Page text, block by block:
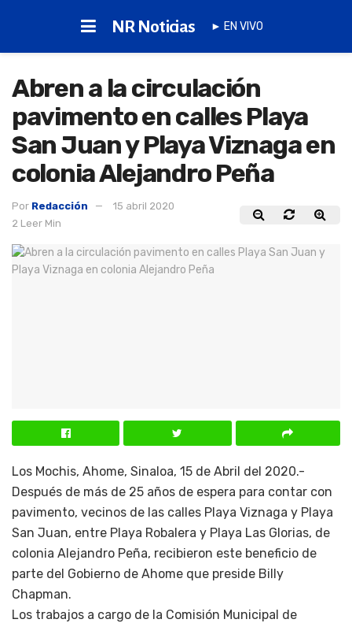
NR Noticias ► EN VIVO
Abren a la circulación
pavimento en calles Playa
San Juan y Playa Viznaga en
colonia Alejandro Peña
Por Redacción
15 abril 2020
2 Leer Min
Los Mochis, Ahome, Sinaloa, 15 de Abril del 2020.-
Después de más de 25 años de espera para contar con
pavimento, vecinos de las calles Playa Viznaga y Playa
San Juan, entre Playa Robalera y Playa Las Glorias, de
colonia Alejandro Peña, recibieron este beneficio de
parte del Gobierno de Ahome que preside Billy
Chapman.
Los trabajos a cargo de la Comisión Municipal de